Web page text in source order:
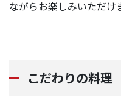
ながらお楽しみいただけ
こだわりの料理